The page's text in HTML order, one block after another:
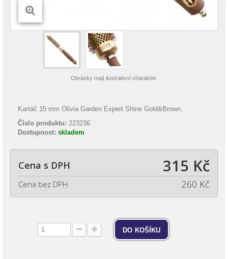
Obrázky mají ilustrativní charakter.
Kartáč 15 mm Olivia Garden Expert Shine Gold&Brown.
Číslo produktu: 223236
Dostupnost: skladem
Cena s DPH 315 Kč
Cena bez DPH 260 Kč
do košíku